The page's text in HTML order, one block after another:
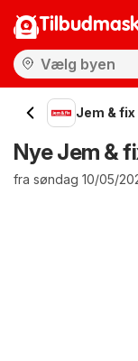
Jem & fix
Nye Jem &
fra søndag 10/05/